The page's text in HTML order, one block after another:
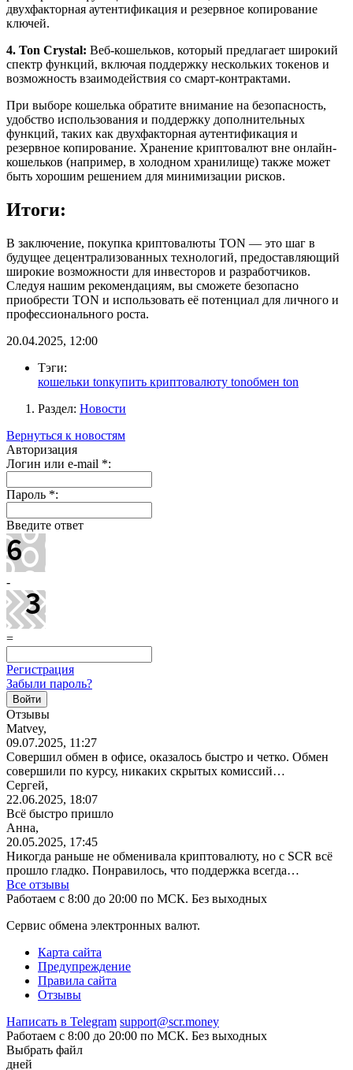
двухфакторная аутентификация и резервное копирование
ключей.
4. Ton Crystal: Веб-кошельков, который предлагает широкий
спектр функций, включая поддержку нескольких токенов и
возможность взаимодействия со смарт-контрактами.
При выборе кошелька обратите внимание на безопасность,
удобство использования и поддержку дополнительных
функций, таких как двухфакторная аутентификация и
резервное копирование. Хранение криптовалют вне онлайн-
кошельков (например, в холодном хранилище) также может
быть хорошим решением для минимизации рисков.
Итоги:
В заключение, покупка криптовалюты TON — это шаг в
будущее децентрализованных технологий, предоставляющий
широкие возможности для инвесторов и разработчиков.
Следуя нашим рекомендациям, вы сможете безопасно
приобрести TON и использовать её потенциал для личного и
профессионального роста.
20.04.2025, 12:00
Тэги:
кошельки tonкупить криптовалюту tonобмен ton
Раздел: Новости
Вернуться к новостям
Авторизация
Логин или e-mail *:
Пароль *:
Введите ответ
-
=
Регистрация
Забыли пароль?
Отзывы
Matvey,
09.07.2025, 11:27
Совершил обмен в офисе, оказалось быстро и четко. Обмен
совершили по курсу, никаких скрытых комиссий…
Сергей,
22.06.2025, 18:07
Всё быстро пришло
Анна,
20.05.2025, 17:45
Никогда раньше не обменивала криптовалюту, но с SCR всё
прошло гладко. Понравилось, что поддержка всегда…
Все отзывы
Работаем с 8:00 до 20:00 по МСК. Без выходных
Сервис обмена электронных валют.
Карта сайта
Предупреждение
Правила сайта
Отзывы
Написать в Telegram support@scr.money
Работаем с 8:00 до 20:00 по МСК. Без выходных
Выбрать файл
дней